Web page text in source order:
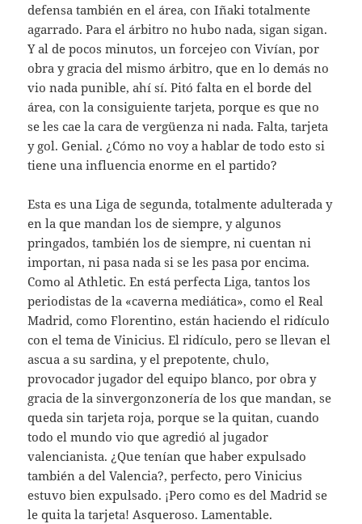
defensa también en el área, con Iñaki totalmente
agarrado. Para el árbitro no hubo nada, sigan sigan.
Y al de pocos minutos, un forcejeo con Vivían, por
obra y gracia del mismo árbitro, que en lo demás no
vio nada punible, ahí sí. Pitó falta en el borde del
área, con la consiguiente tarjeta, porque es que no
se les cae la cara de vergüenza ni nada. Falta, tarjeta
y gol. Genial. ¿Cómo no voy a hablar de todo esto si
tiene una influencia enorme en el partido?
Esta es una Liga de segunda, totalmente adulterada y
en la que mandan los de siempre, y algunos
pringados, también los de siempre, ni cuentan ni
importan, ni pasa nada si se les pasa por encima.
Como al Athletic. En está perfecta Liga, tantos los
periodistas de la «caverna mediática», como el Real
Madrid, como Florentino, están haciendo el ridículo
con el tema de Vinicius. El ridículo, pero se llevan el
ascua a su sardina, y el prepotente, chulo,
provocador jugador del equipo blanco, por obra y
gracia de la sinvergonzonería de los que mandan, se
queda sin tarjeta roja, porque se la quitan, cuando
todo el mundo vio que agredió al jugador
valencianista. ¿Que tenían que haber expulsado
también a del Valencia?, perfecto, pero Vinicius
estuvo bien expulsado. ¡Pero como es del Madrid se
le quita la tarjeta! Asqueroso. Lamentable.